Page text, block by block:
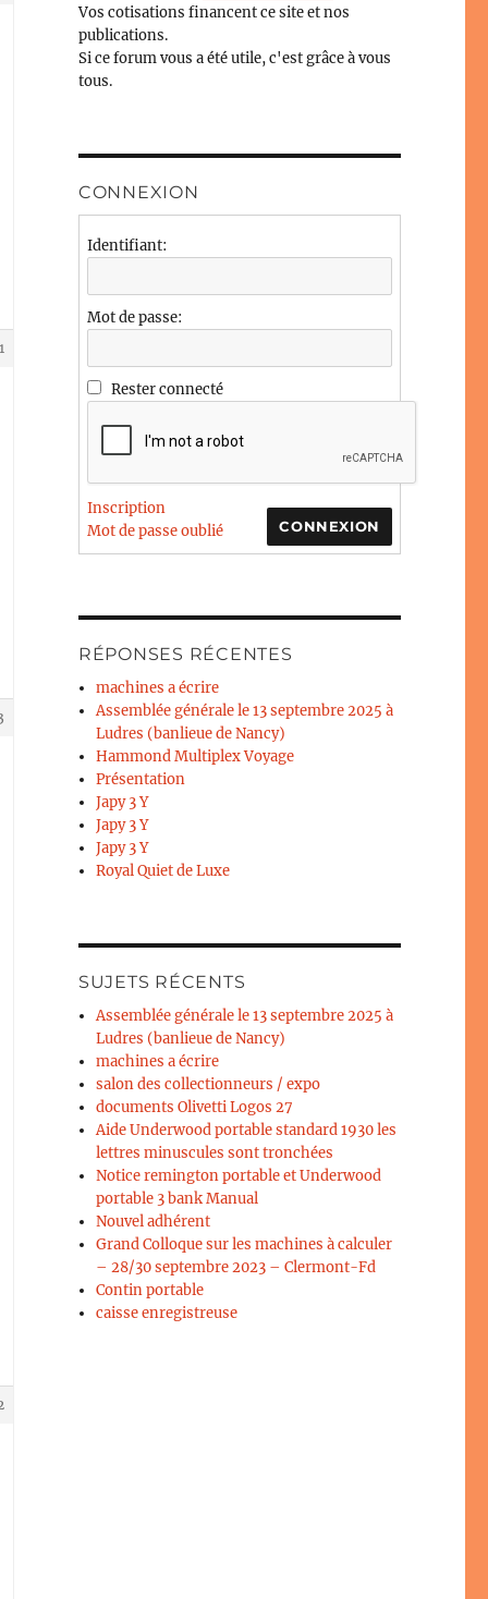
Vos cotisations financent ce site et nos
publications.
Si ce forum vous a été utile, c'est grâce à vous
tous.
CONNEXION
Identifiant:
Mot de passe:
Rester connecté
CONNEXION
Inscription
Mot de passe oublié
RÉPONSES RÉCENTES
machines a écrire
Assemblée générale le 13 septembre 2025 à
Ludres (banlieue de Nancy)
Hammond Multiplex Voyage
Présentation
Japy 3 Y
Japy 3 Y
Japy 3 Y
Royal Quiet de Luxe
SUJETS RÉCENTS
Assemblée générale le 13 septembre 2025 à
Ludres (banlieue de Nancy)
machines a écrire
salon des collectionneurs / expo
documents Olivetti Logos 27
Aide Underwood portable standard 1930 les
lettres minuscules sont tronchées
Notice remington portable et Underwood
portable 3 bank Manual
Nouvel adhérent
Grand Colloque sur les machines à calculer
– 28/30 septembre 2023 – Clermont-Fd
Contin portable
caisse enregistreuse